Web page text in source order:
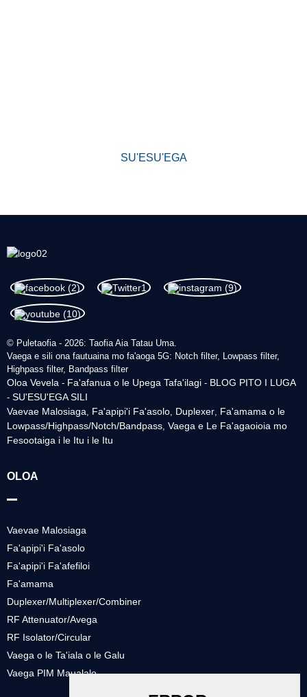
SU'ESU'EGA
© Puletaofia - 2026: Taofia Aia Tatau Uma.
Vaega e sili ona fautuaina mo fa'aoga 5G: Notch filter, Lowpass filter,
Highpass filter, Bandpass filter
Oloa Vevela - Fa'afanua o le Upega Tafa'ilagi - BLOG PITO I LUGA
-SU'ESU'EGA SILI
Vaevae Malosiaga
Fa'apipi'i Fa'asolo Duplexer Fa'amama o le
Lowpass/Highpass/Notch/Bandpass ,Vaega e Le Fa'agaoioia mo
Fesootaiga i le Itu i le Itu
OLOA
Vaevae Malosiaga
Fa'apipi'i Fa'asolo
Fa'apipi'i Fa'afefiloi
Fa'amama
Duplexer/Multiplexer/Combiner
RF Attenuator/Avega
RF Isolator/Circular
Vaega o le Ta'iala o le Galu
Vaega PIM Maualalo